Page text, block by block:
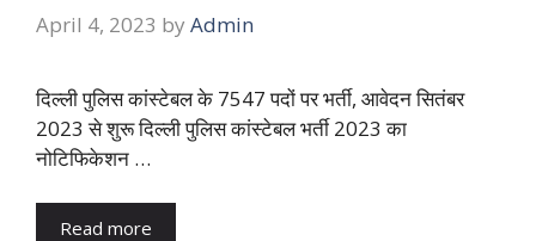
April 4, 2023 by Admin
दिल्ली पुलिस कांस्टेबल के 7547 पदों पर भर्ती, आवेदन सितंबर
2023 से शुरू दिल्ली पुलिस कांस्टेबल भर्ती 2023 का
नोटिफिकेशन …
Read more